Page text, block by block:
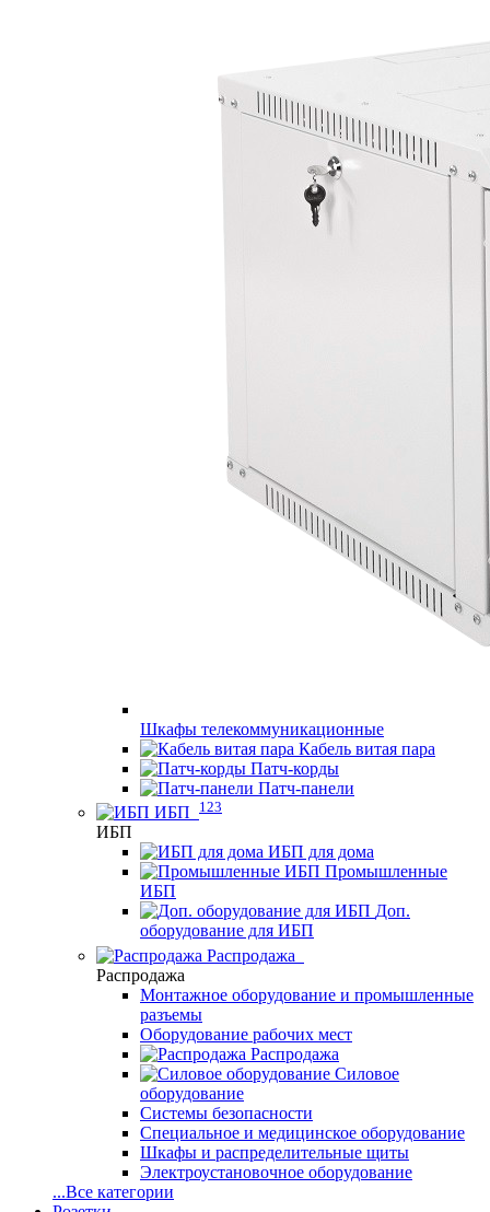
Шкафы телекоммуникационные
Кабель витая пара
Патч-корды
Патч-панели
ИБП
123
ИБП
ИБП для дома
Промышленные
ИБП
Доп.
оборудование для ИБП
Распродажа
Распродажа
Монтажное оборудование и промышленные
разъемы
Оборудование рабочих мест
Распродажа
Силовое
оборудование
Системы безопасности
Специальное и медицинское оборудование
Шкафы и распределительные щиты
Электроустановочное оборудование
...Все категории